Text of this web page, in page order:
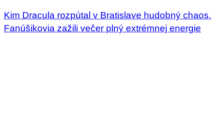
Kim Dracula rozpútal v Bratislave hudobný chaos.
Fanúšikovia zažili večer plný extrémnej energie